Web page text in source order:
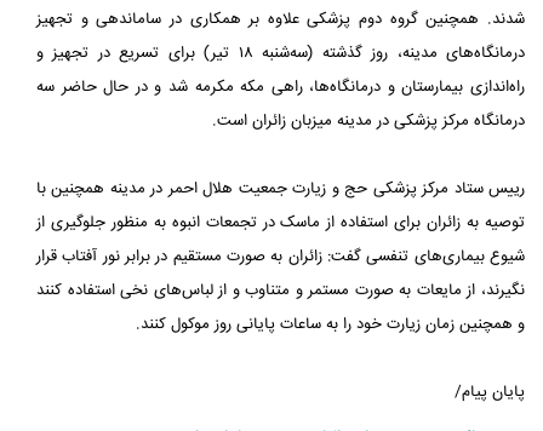
شدند. همچنین گروه دوم پزشکی علاوه بر همکاری در ساماندهی و تجهیز
درمانگاه‌های مدینه، روز گذشته (سه‌شنبه ۱۸ تیر) برای تسریع در تجهیز و
راه‌اندازی بیمارستان و درمانگاه‌ها، راهی مکه مکرمه شد و در حال حاضر سه
درمانگاه مرکز پزشکی در مدینه میزبان زائران است.
رییس ستاد مرکز پزشکی حج و زیارت جمعیت هلال احمر در مدینه همچنین با
توصیه به زائران برای استفاده از ماسک در تجمعات انبوه به منظور جلوگیری از
شیوع بیماری‌های تنفسی گفت: زائران به صورت مستقیم در برابر نور آفتاب قرار
نگیرند، از مایعات به صورت مستمر و متناوب و از لباس‌های نخی استفاده کنند
و همچنین زمان زیارت خود را به ساعات پایانی روز موکول کنند.
پایان پیام/